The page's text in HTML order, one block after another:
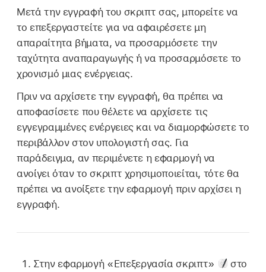
Μετά την εγγραφή του σκριπτ σας, μπορείτε να
το επεξεργαστείτε για να αφαιρέσετε μη
απαραίτητα βήματα, να προσαρμόσετε την
ταχύτητα αναπαραγωγής ή να προσαρμόσετε το
χρονισμό μιας ενέργειας.
Πριν να αρχίσετε την εγγραφή, θα πρέπει να
αποφασίσετε που θέλετε να αρχίσετε τις
εγγεγραμμένες ενέργειες και να διαμορφώσετε το
περιβάλλον στον υπολογιστή σας. Για
παράδειγμα, αν περιμένετε η εφαρμογή να
ανοίγει όταν το σκριπτ χρησιμοποιείται, τότε θα
πρέπει να ανοίξετε την εφαρμογή πριν αρχίσει η
εγγραφή.
Στην εφαρμογή «Επεξεργασία σκριπτ»
στο